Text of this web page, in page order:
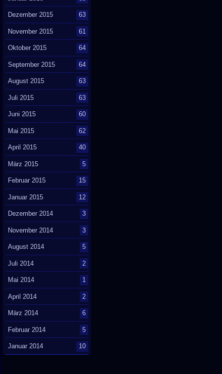
Dezember 2015 63
November 2015 61
Oktober 2015 64
September 2015 64
August 2015 63
Juli 2015 63
Juni 2015 60
Mai 2015 62
April 2015 40
März 2015 5
Februar 2015 15
Januar 2015 12
Dezember 2014 3
November 2014 3
August 2014 5
Juli 2014 2
Mai 2014 1
April 2014 2
März 2014 6
Februar 2014 5
Januar 2014 10